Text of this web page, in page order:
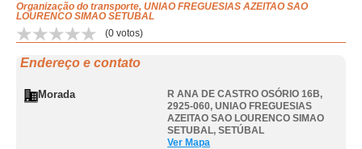
Organização do transporte, UNIAO FREGUESIAS AZEITAO SAO
LOURENCO SIMAO SETUBAL
(0 votos)
Endereço e contato
Morada
R ANA DE CASTRO OSÓRIO 16B,
2925-060, UNIAO FREGUESIAS
AZEITAO SAO LOURENCO SIMAO
SETUBAL, SETÚBAL
Ver Mapa